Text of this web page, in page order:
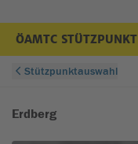
ÖAMTC STÜTZPUNKT